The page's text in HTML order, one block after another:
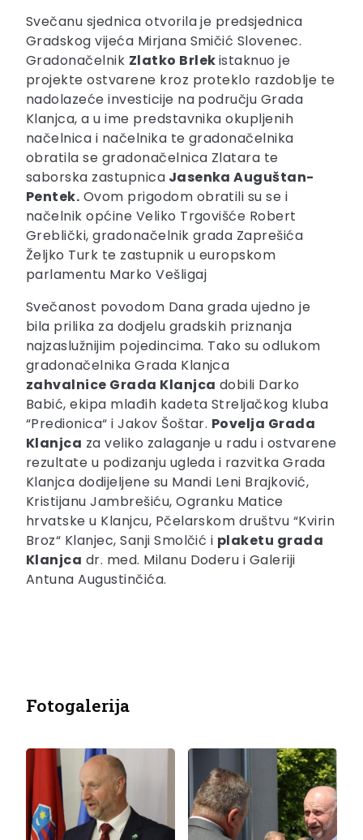
Svečanu sjednica otvorila je predsjednica
Gradskog vijeća Mirjana Smičić Slovenec.
Gradonačelnik Zlatko Brlekistaknuo je
projekte ostvarene kroz proteklo razdoblje te
nadolazeće investicije na području Grada
Klanjca, a u ime predstavnika okupljenih
načelnica i načelnika te gradonačelnika
obratila se gradonačelnica Zlatara te
saborska zastupnica Jasenka Auguštan-
Pentek. Ovom prigodom obratili su se i
načelnik općine Veliko Trgovišće Robert
Greblički, gradonačelnik grada Zaprešića
Željko Turk te zastupnik u europskom
parlamentu Marko Vešligaj
Svečanost povodom Dana grada ujedno je
bila prilika za dodjelu gradskih priznanja
najzaslužnijim pojedincima. Tako su odlukom
gradonačelnika Grada Klanjca
zahvalnice Grada Klanjca dobili Darko
Babić, ekipa mlađih kadeta Streljačkog kluba
“Predionica“ i Jakov Šoštar. Povelja Grada
Klanjca za veliko zalaganje u radu i ostvarene
rezultate u podizanju ugleda i razvitka Grada
Klanjca dodijeljene su Mandi Leni Brajković,
Kristijanu Jambrešiću, Ogranku Matice
hrvatske u Klanjcu, Pčelarskom društvu “Kvirin
Broz“ Klanjec, Sanji Smolčić i plaketu grada
Klanjca dr. med. Milanu Doderu i Galeriji
Antuna Augustinčića.
Fotogalerija